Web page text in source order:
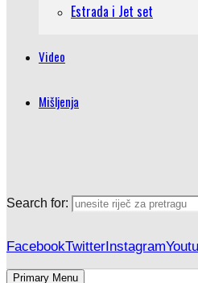
Estrada i Jet set
Video
Mišljenja
Search for:
FacebookTwitterInstagram
Primary Menu